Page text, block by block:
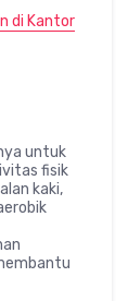
di Kantor
untuk
fisik
kaki,